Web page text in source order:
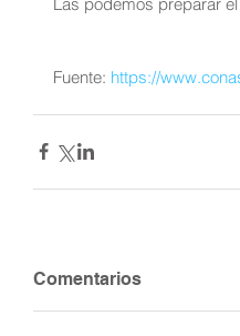
Fuente: https://
Comentarios